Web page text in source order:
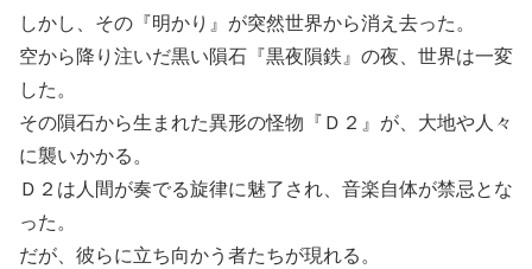
しかし、その『明かり』が突然世界から消え去った。
空から降り注いだ黒い隕石『黒夜隕鉄』の夜、世界は一変
した。
その隕石から生まれた異形の怪物『Ｄ２』が、大地や人々
に襲いかかる。
Ｄ２は人間が奏でる旋律に魅了され、音楽自体が禁忌とな
った。
だが、彼らに立ち向かう者たちが現れる。